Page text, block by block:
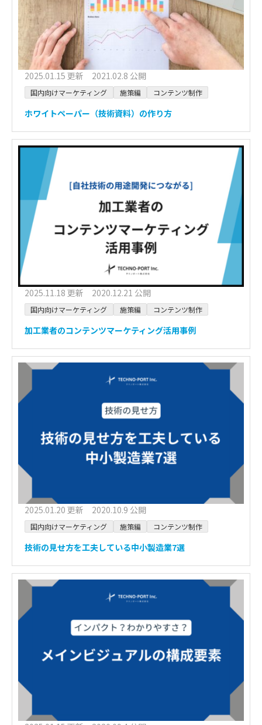
2025.01.15 更新 2021.02.8 公開
国内向けマーケティング 施策編 コンテンツ制作
ホワイトペーパー（技術資料）の作り方
2025.11.18 更新 2020.12.21 公開
国内向けマーケティング 施策編 コンテンツ制作
加工業者のコンテンツマーケティング活用事例
2025.01.20 更新 2020.10.9 公開
国内向けマーケティング 施策編 コンテンツ制作
技術の見せ方を工夫している中小製造業7選